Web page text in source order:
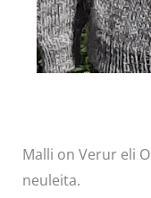
Malli on Verur eli
neuleita.